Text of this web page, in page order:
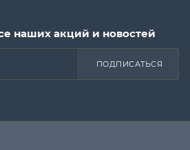
наших акций и новостей
ПОДПИСАТЬСЯ